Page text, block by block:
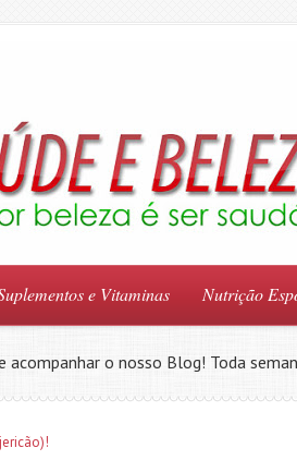
e Vitaminas Nutrição
acompanhar o nosso Blog! Toda